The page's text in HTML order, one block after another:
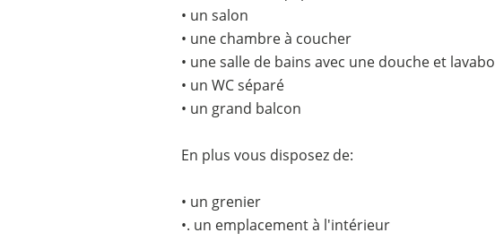
• un salon
• une chambre à coucher
• une salle de bains avec une douche et lavabo
• un WC séparé
• un grand balcon
En plus vous disposez de:
• un grenier
•. un emplacement à l'intérieur